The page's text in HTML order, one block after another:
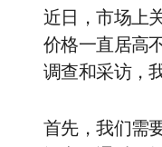
近日，市场上
价格一直居高
调查和采访，
首先，我们需